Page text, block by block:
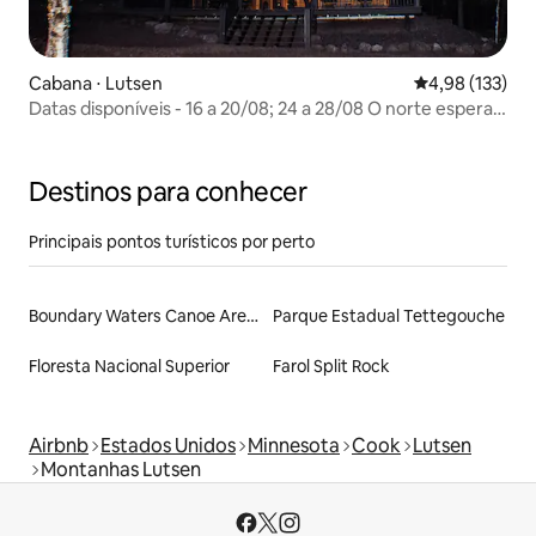
Cabana ⋅ Lutsen 4,98 de uma
4,98 (133)
Datas disponíveis - 16 a 20/08; 24 a 28/08 O norte espera
Destinos para conhecer
Principais pontos turísticos por perto
Boundary Waters Canoe Area Wilderness Parque Estadual Tettegouche
Floresta Nacional Superior Farol Split Rock
Airbnb Estados Unidos Minnesota Cook Lutsen
Montanhas Lutsen